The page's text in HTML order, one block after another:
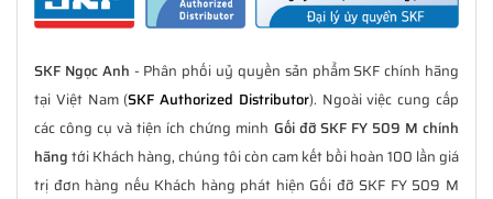
SKF Ngọc Anh - Phân phối uỷ quyền sản phẩm SKF chính hãng
tại Việt Nam (SKF Authorized Distributor). Ngoài việc cung cấp
các công cụ và tiện ích chứng minh Gối đỡ SKF FY 509 M chính
hãngtới Khách hàng, chúng tôi còn cam kết bồi hoàn 100 lần giá
trị đơn hàng nếu Khách hàng phát hiện Gối đỡ SKF FY 509 M